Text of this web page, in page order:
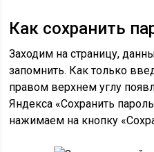
Как сохранить
Заходим на страницу,
запомнить. Как только
правом верхнем углу
Яндекса «Сохранить
нажимаем на кнопку